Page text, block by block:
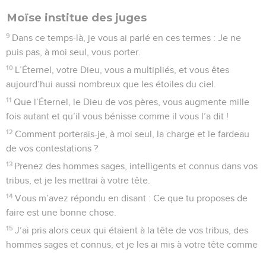
Moïse institue des juges
9 Dans ce temps-là, je vous ai parlé en ces termes : Je ne
puis pas, à moi seul, vous porter.
10 L’Éternel, votre Dieu, vous a multipliés, et vous êtes
aujourd’hui aussi nombreux que les étoiles du ciel.
11 Que l’Éternel, le Dieu de vos pères, vous augmente mille
fois autant et qu’il vous bénisse comme il vous l’a dit !
12 Comment porterais-je, à moi seul, la charge et le fardeau
de vos contestations ?
13 Prenez des hommes sages, intelligents et connus dans vos
tribus, et je les mettrai à votre tête.
14 Vous m’avez répondu en disant : Ce que tu proposes de
faire est une bonne chose.
15 J’ai pris alors ceux qui étaient à la tête de vos tribus, des
hommes sages et connus, et je les ai mis à votre tête comme